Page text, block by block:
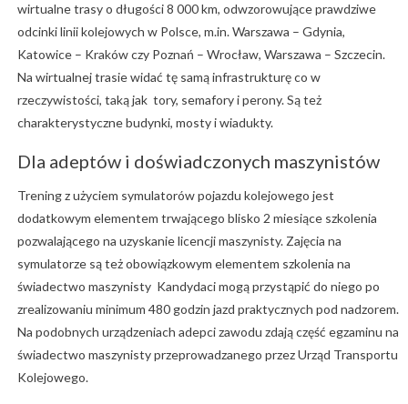
wirtualne trasy o długości 8 000 km, odwzorowujące prawdziwe
odcinki linii kolejowych w Polsce, m.in. Warszawa – Gdynia,
Katowice – Kraków czy Poznań – Wrocław, Warszawa – Szczecin.
Na wirtualnej trasie widać tę samą infrastrukturę co w
rzeczywistości, taką jak tory, semafory i perony. Są też
charakterystyczne budynki, mosty i wiadukty.
Dla adeptów i doświadczonych maszynistów
Trening z użyciem symulatorów pojazdu kolejowego jest
dodatkowym elementem trwającego blisko 2 miesiące szkolenia
pozwalającego na uzyskanie licencji maszynisty. Zajęcia na
symulatorze są też obowiązkowym elementem szkolenia na
świadectwo maszynisty Kandydaci mogą przystąpić do niego po
zrealizowaniu minimum 480 godzin jazd praktycznych pod nadzorem.
Na podobnych urządzeniach adepci zawodu zdają część egzaminu na
świadectwo maszynisty przeprowadzanego przez Urząd Transportu
Kolejowego.